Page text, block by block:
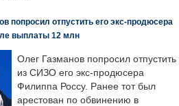
попросил отпустить его экс-продюсера
выплаты 12 млн
Олег Газманов попросил отпустить
из СИЗО его экс-продюсера
Филиппа Россу. Ранее тот был
арестован по обвинению в